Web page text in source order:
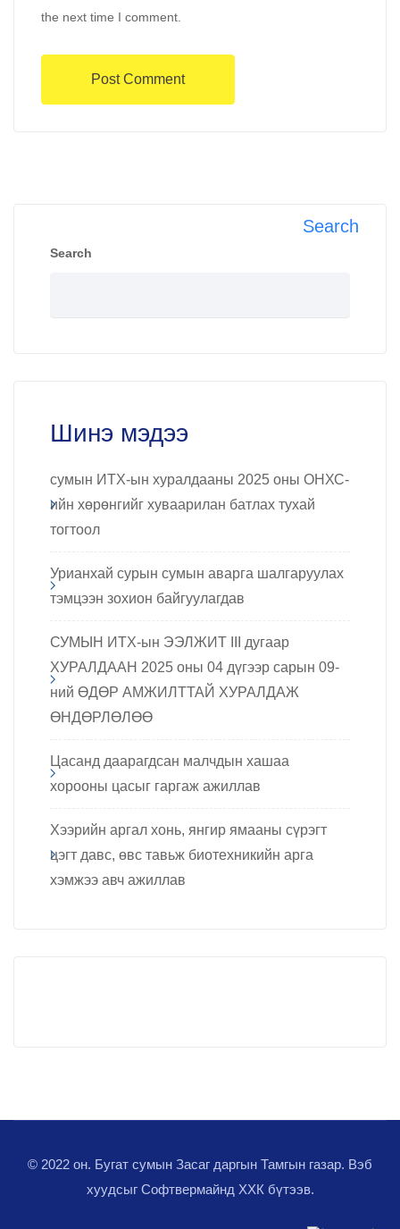
the next time I comment.
Search
Search
Шинэ мэдээ
сумын ИТХ-ын хуралдааны 2025 оны ОНХС-
ийн хөрөнгийг хуваарилан батлах тухай
тогтоол
Урианхай сурын сумын аварга шалгаруулах
тэмцээн зохион байгуулагдав
СУМЫН ИТХ-ын ЭЭЛЖИТ III дугаар
ХУРАЛДААН 2025 оны 04 дүгээр сарын 09-
ний ӨДӨР АМЖИЛТТАЙ ХУРАЛДАЖ
ӨНДӨРЛӨЛӨӨ
Цасанд даарагдсан малчдын хашаа
хорооны цасыг гаргаж ажиллав
Хээрийн аргал хонь, янгир ямааны сүрэгт
цэгт давс, өвс тавьж биотехникийн арга
хэмжээ авч ажиллав
© 2022 он. Бугат сумын Засаг даргын Тамгын газар. Вэб
хуудсыг Софтвермайнд ХХК бүтээв.